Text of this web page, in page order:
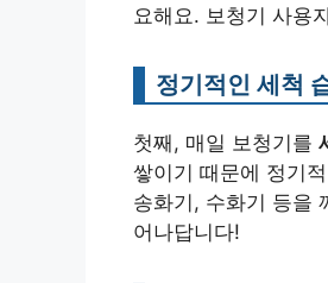
요해요. 보청기 사용
정기적인 세척
첫째, 매일 보청기를
쌓이기 때문에 정기
송화기, 수화기 등을
어나답니다!